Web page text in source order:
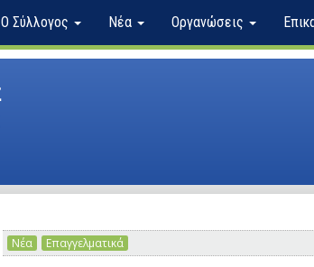
Ο Σύλλογος Νέα Οργανώσεις
Νέα Επαγγελματικά